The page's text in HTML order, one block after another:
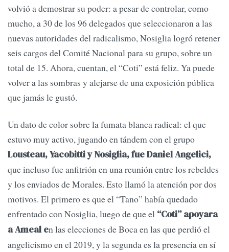
volvió a demostrar su poder: a pesar de controlar, como
mucho, a 30 de los 96 delegados que seleccionaron a las
nuevas autoridades del radicalismo, Nosiglia logró retener
seis cargos del Comité Nacional para su grupo, sobre un
total de 15. Ahora, cuentan, el “Coti” está feliz. Ya puede
volver a las sombras y alejarse de una exposición pública
que jamás le gustó.
Un dato de color sobre la fumata blanca radical: el que
estuvo muy activo, jugando en tándem con el grupo
Lousteau, Yacobitti y Nosiglia, fue Daniel Angelici,
que incluso fue anfitrión en una reunión entre los rebeldes
y los enviados de Morales. Esto llamó la atención por dos
motivos. El primero es que el “Tano” había quedado
enfrentado con Nosiglia, luego de que el “Coti” apoyara
a Ameal en las elecciones de Boca en las que perdió el
angelicismo en el 2019, y la segunda es la presencia en sí